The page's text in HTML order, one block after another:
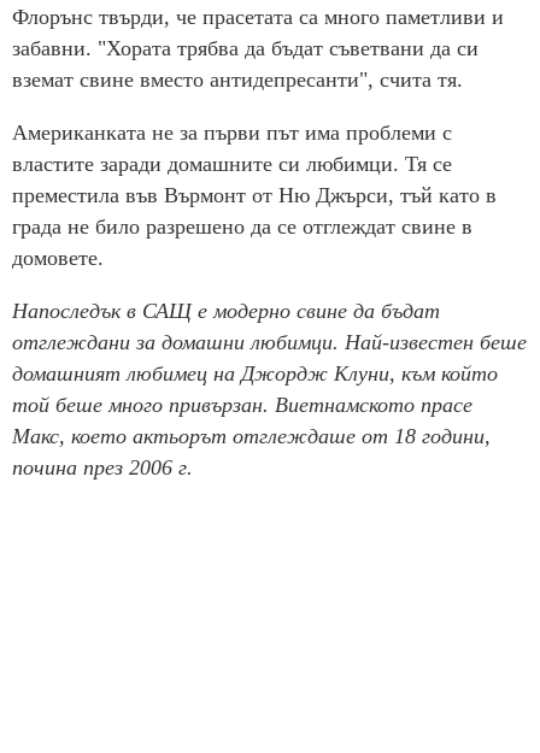
Флорънс твърди, че прасетата са много паметливи и
забавни. "Хората трябва да бъдат съветвани да си
вземат свине вместо антидепресанти", счита тя.
Американката не за първи път има проблеми с
властите заради домашните си любимци. Тя се
преместила във Върмонт от Ню Джърси, тъй като в
града не било разрешено да се отглеждат свине в
домовете.
Напоследък в САЩ е модерно свине да бъдат
отглеждани за домашни любимци. Най-известен беше
домашният любимец на Джордж Клуни, към който
той беше много привързан. Виетнамското прасе
Макс, което актьорът отглеждаше от 18 години,
почина през 2006 г.